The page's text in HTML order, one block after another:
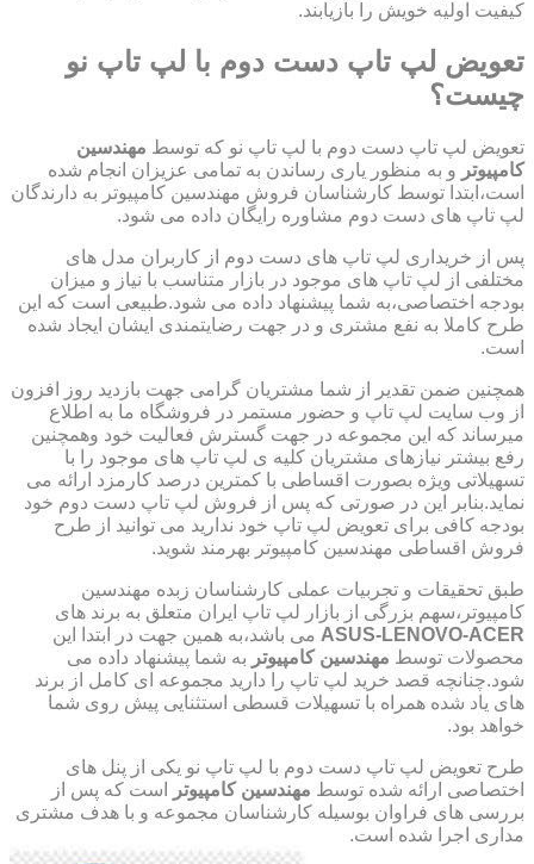
کیفیت اولیه خویش را بازیابند.
تعویض لپ تاپ دست دوم با لپ تاپ نو
چیست؟
تعویض لپ تاپ دست دوم با لپ تاپ نو که توسط مهندسین
کامپیوتر و به منظور یاری رساندن به تمامی عزیزان انجام شده
است،ابتدا توسط کارشناسان فروش مهندسین کامپیوتر به دارندگان
لپ تاپ های دست دوم مشاوره رایگان داده می شود.
پس از خریداری لپ تاپ های دست دوم از کاربران مدل های
مختلفی از لپ تاپ های موجود در بازار متناسب با نیاز و میزان
بودجه اختصاصی،به شما پیشنهاد داده می شود.طبیعی است که این
طرح کاملا به نفع مشتری و در جهت رضایتمندی ایشان ایجاد شده
است.
همچنین ضمن تقدیر از شما مشتریان گرامی جهت بازدید روز افزون
از وب سایت لپ تاپ و حضور مستمر در فروشگاه ما به اطلاع
میرساند که این مجموعه در جهت گسترش فعالیت خود وهمچنین
رفع بیشتر نیازهای مشتریان کلیه ی لپ تاپ های موجود را با
تسهیلاتی ویژه بصورت اقساطی با کمترین درصد کارمزد ارائه می
نماید.بنابر این در صورتی که پس از فروش لپ تاپ دست دوم خود
بودجه کافی برای تعویض لپ تاپ خود ندارید می توانید از طرح
فروش اقساطی مهندسین کامپیوتر بهرمند شوید.
طبق تحقیقات و تجربیات عملی کارشناسان زبده مهندسین
کامپیوتر،سهم بزرگی از بازار لپ تاپ ایران متعلق به برند های
ASUS-LENOVO-ACER می باشد،به همین جهت در ابتدا این
محصولات توسط مهندسین کامپیوتر به شما پیشنهاد داده می
شود.چنانچه قصد خرید لپ تاپ را دارید مجموعه ای کامل از برند
های یاد شده همراه با تسهیلات قسطی استثنایی پیش روی شما
خواهد بود.
طرح تعویض لپ تاپ دست دوم با لپ تاپ نو یکی از پنل های
اختصاصی ارائه شده توسط مهندسین کامپیوتر
است که پس از
بررسی های فراوان بوسیله کارشناسان مجموعه و با هدف مشتری
مداری اجرا شده است.